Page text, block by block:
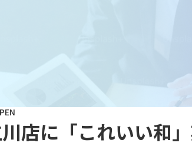
店に「これいい和